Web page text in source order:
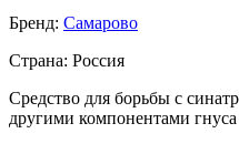
Бренд: Самарово
Страна: Россия
Средство для борьбы с
другими компонентами